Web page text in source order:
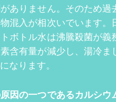
ありません。そのため過
混入が相次いでいます。
ボトル水は沸騰殺菌が義
含有量が減少し、湯冷ま
なります。
因の一つであるカルシウ